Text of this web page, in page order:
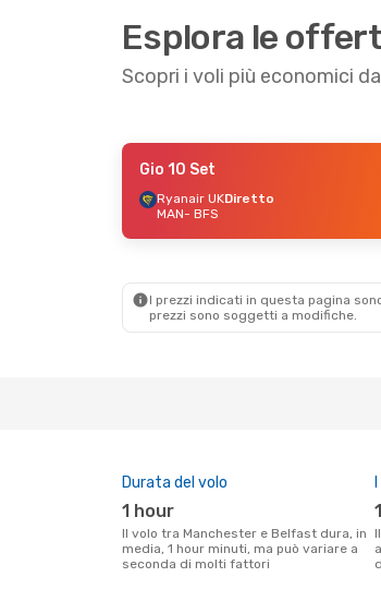
Esplora le
Scopri i voli più economici
- Dom 6 Set
Gio 10 Set
Ryanair UKDiretto
MAN- BFS
I prezzi indicati in questa pagina
prezzi sono soggetti a modifiche.
Durata del volo
1 hour
Il volo tra Manchester e Belfast dura, in
media, 1 hour minuti, ma può variare a
seconda di molti fattori
Il prezzo più economico per un volo solo